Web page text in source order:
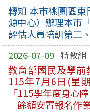
轉知 本市桃園區
源中心）辦理本市
評估人員培訓第二
2026-07-09 特教組
教育部國民及學
115年7月6日(星
「115學年度身心
─餘額安置報名作業